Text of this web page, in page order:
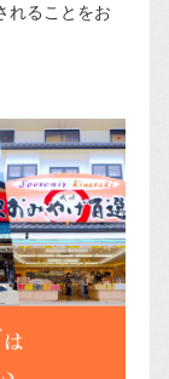
れることをお